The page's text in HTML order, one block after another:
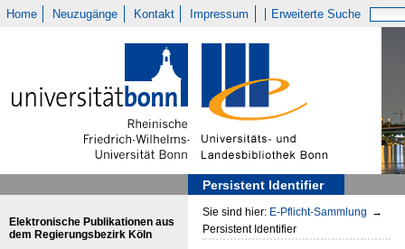
Home Neuzugänge Kontakt Impressum Erweiterte Suche
Persistent Identifier
Elektronische Publikationen aus
dem Regierungsbezirk Köln
Sie sind hier: E-Pflicht-Sammlung →
Persistent Identifier